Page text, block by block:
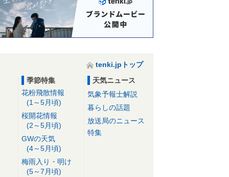
tenki.jpトップ
季節特集
花粉飛散情報
(1～5月頃)
桜開花情報
(2～5月頃)
GWの天気
(4～5月頃)
梅雨入り・明け
(5～7月頃)
天気ニュース
気象予報士解説
暮らしの話題
放送局のニュース
特集